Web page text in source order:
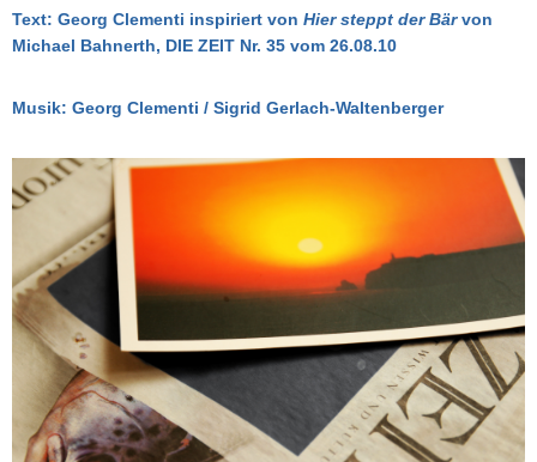
Text: Georg Clementi inspiriert von Hier steppt der Bärvon
Michael Bahnerth, DIE ZEIT Nr. 35 vom 26.08.10
Musik: Georg Clementi / Sigrid Gerlach-Waltenberger